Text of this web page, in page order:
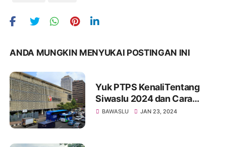
ANDA MUNGKIN MENYUKAI POSTINGAN INI
Yuk PTPS KenaliTentang
Siwaslu 2024 dan Cara
Kerja, Sasaran hingga
BAWASLU JAN 23, 2024